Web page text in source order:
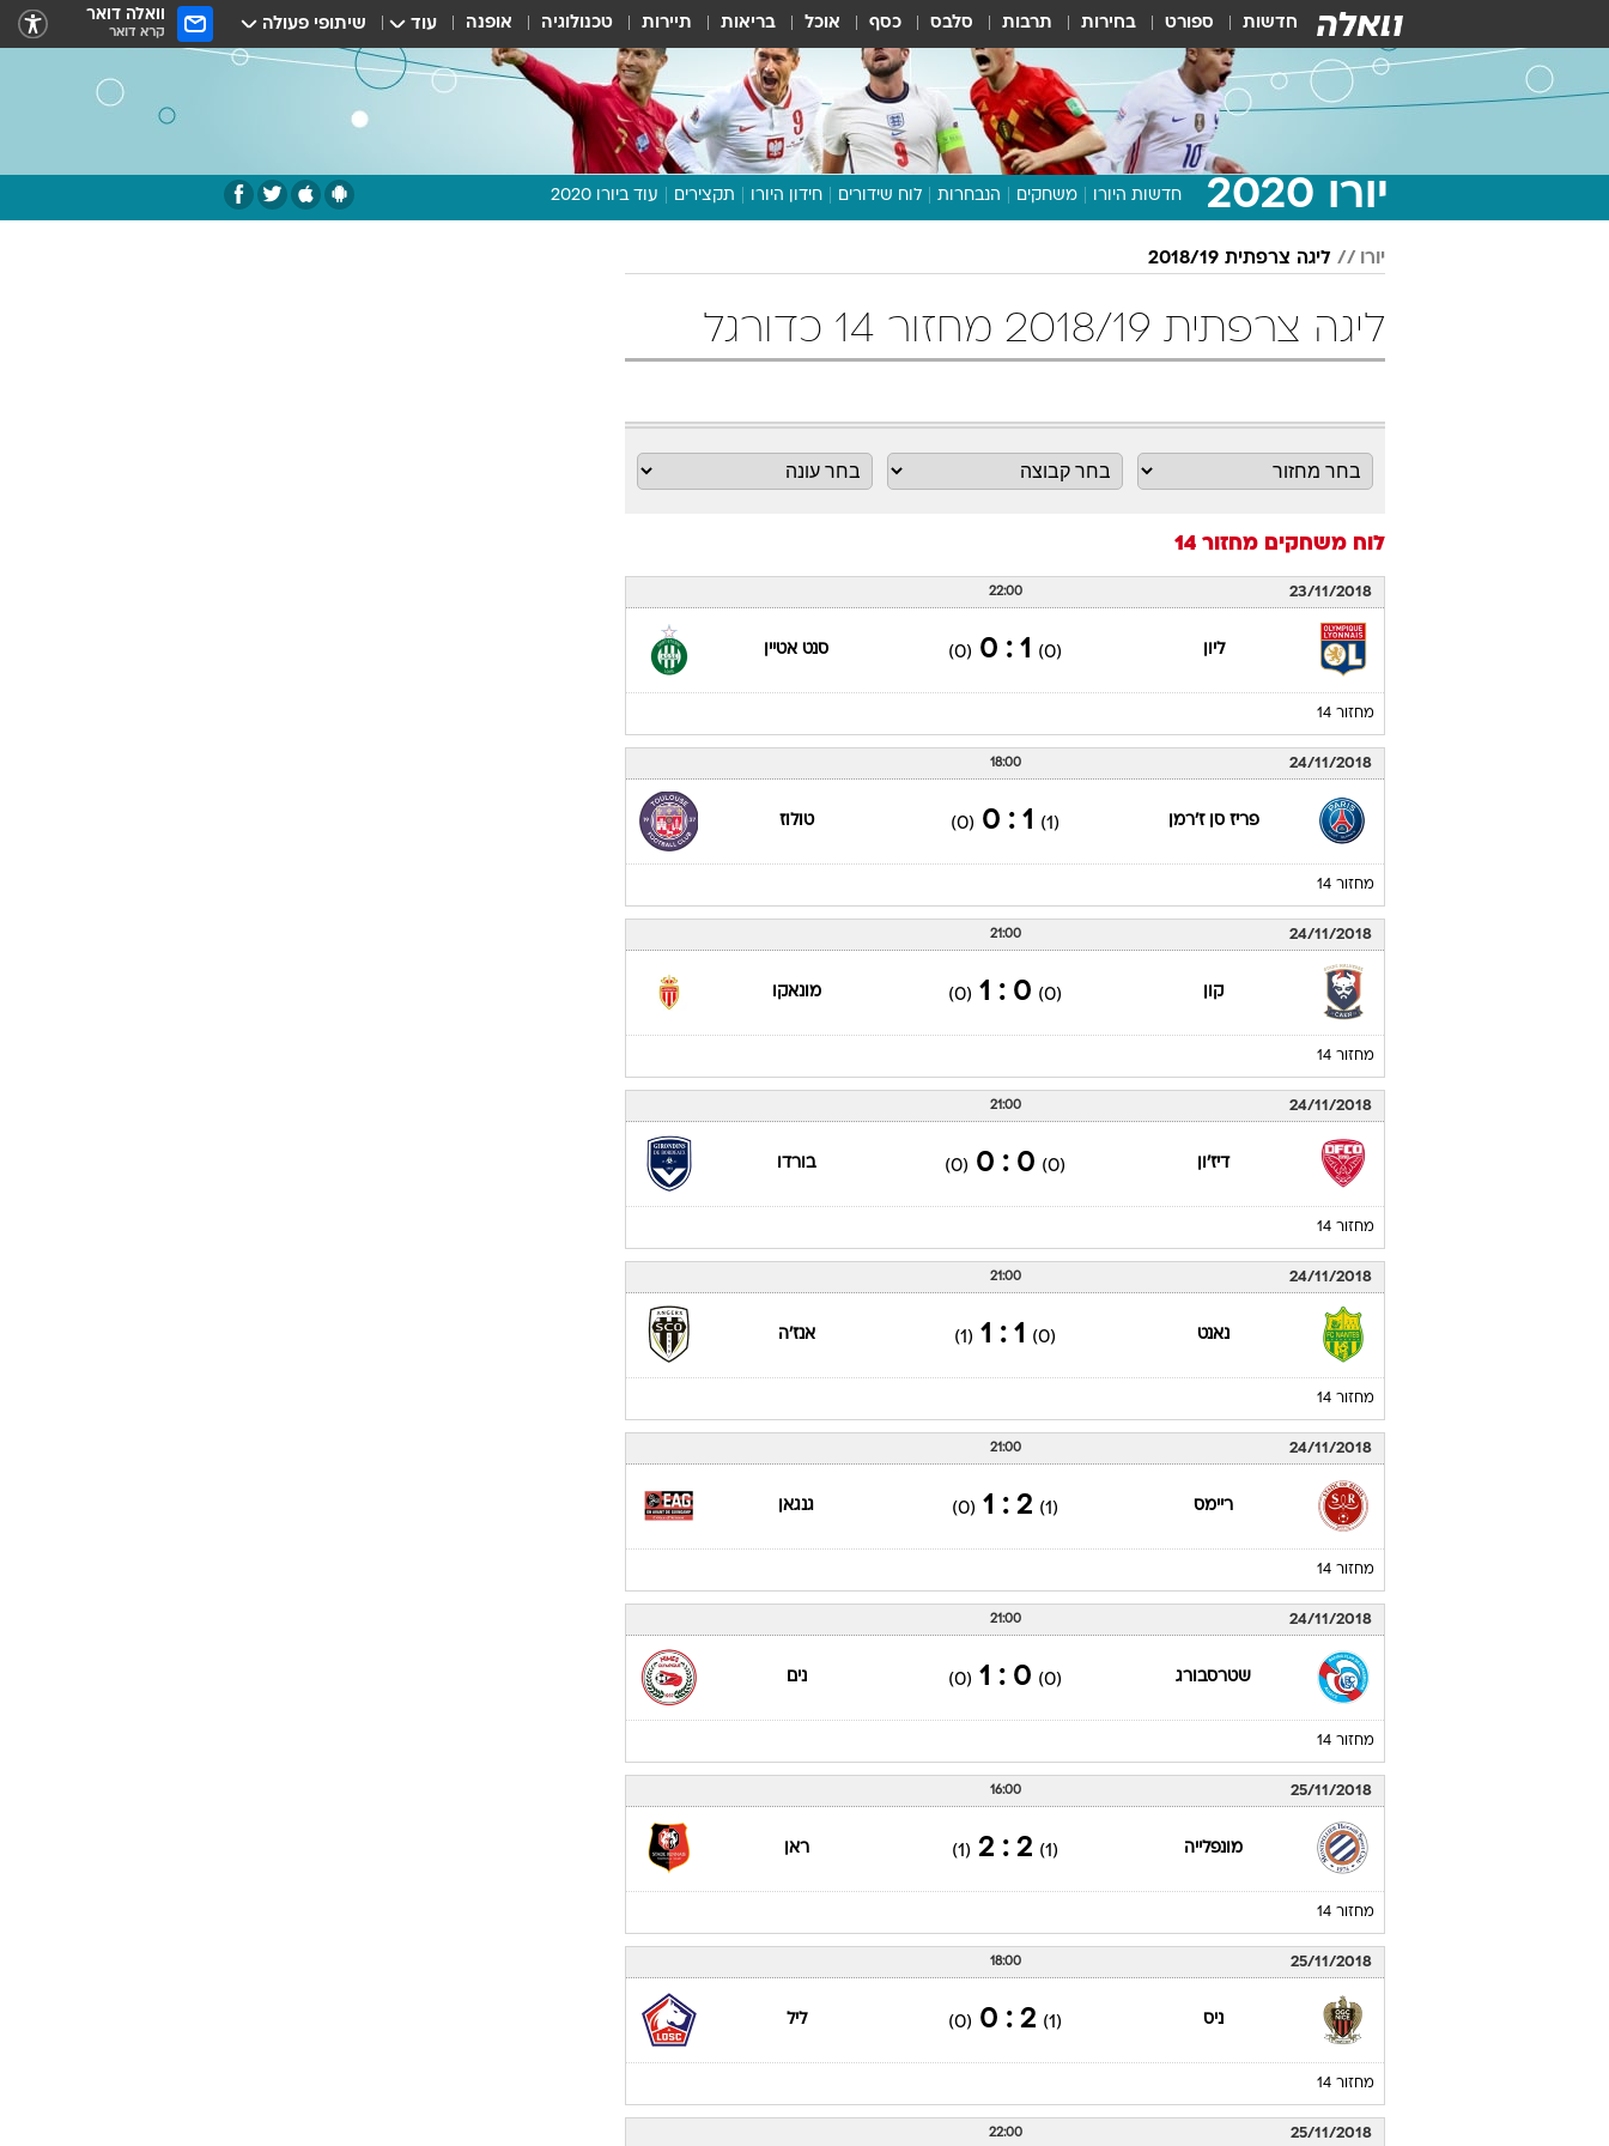
חדשות ספורט בחירות תרבות סלבס כסף אוכל בריאות תיירות טכנולוגיה אופנה עוד שיתופי פעולה וואלה דואר
קרא דואר
יורו 2020 חדשות היורו משחקים הנבחרות לוח שידורים חידון היורו תקצירים עוד ביורו 2020
תכנית היורו
יורו ליגה צרפתית 2018/19
ליגה צרפתית 2018/19 מחזור 14 כדורגל
לוח משחקים מחזור 14
23/11/2018
22:00
ליון (0)
1 : 0
(0) סנט אטיין
מחזור 14
24/11/2018
18:00
פריז סן ז'רמן (1)
1 : 0
(0) טולוז
מחזור 14
24/11/2018
21:00
קון (0)
0 : 1
(0) מונאקו
מחזור 14
24/11/2018
21:00
דיז'ון (0)
0 : 0
(0) בורדו
מחזור 14
24/11/2018
21:00
נאנט (0)
1 : 1
(1) אנז'ה
מחזור 14
24/11/2018
21:00
ריימס (1)
2 : 1
(0) גנגאן
מחזור 14
24/11/2018
21:00
שטרסבורג (0)
0 : 1
(0) נים
מחזור 14
25/11/2018
16:00
מונפלייה (1)
2 : 2
(1) ראן
מחזור 14
25/11/2018
18:00
ניס (1)
2 : 0
(0) ליל
מחזור 14
25/11/2018
22:00